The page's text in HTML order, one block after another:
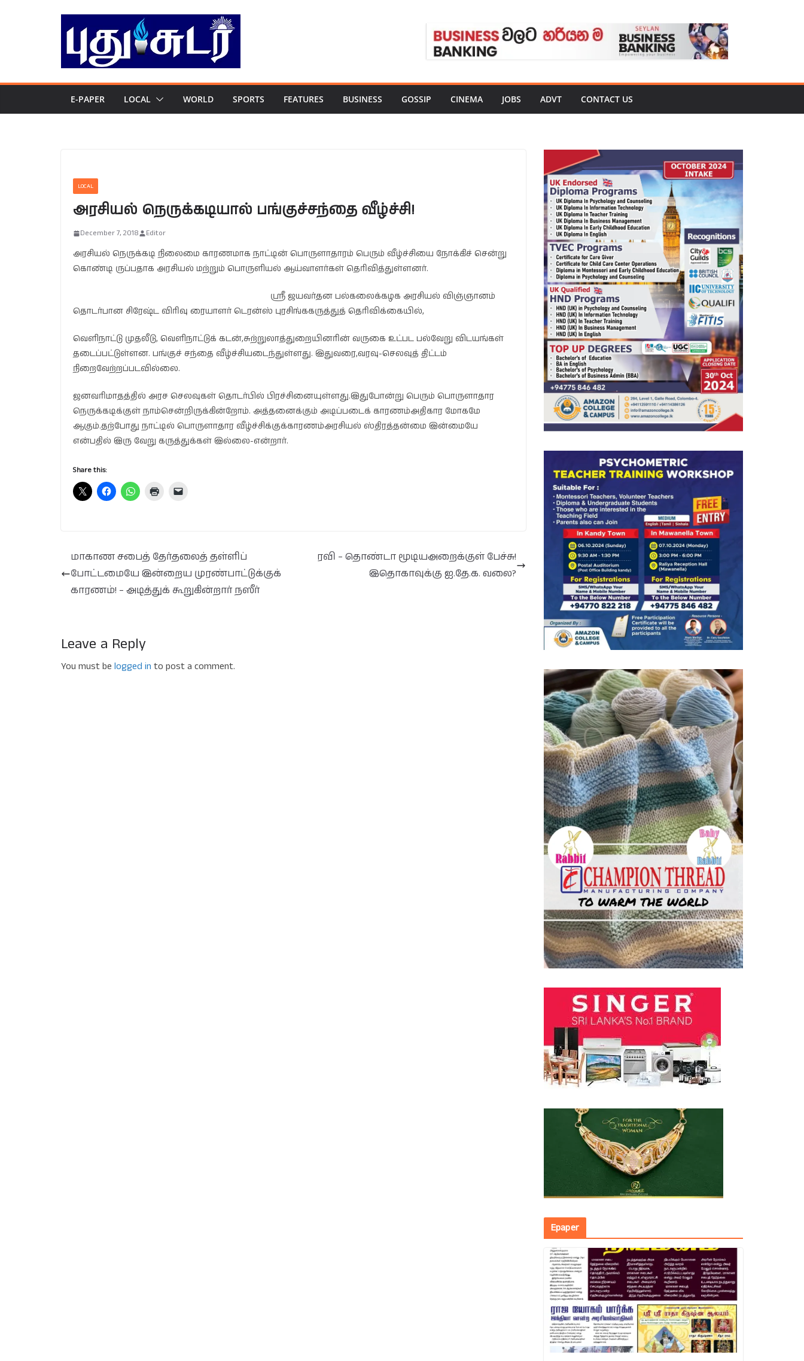
E-PAPER LOCAL WORLD SPORTS FEATURES BUSINESS GOSSIP CINEMA JOBS ADVT CONTACT US
LOCAL
அரசியல் நெருக்கடியால் பங்குச்சந்தை வீழ்ச்சி!
December 7, 2018 Editor
அரசியல் நெருக்கடி நிலைமை காரணமாக நாட்டின் பொருளாதாரம் பெரும் வீழ்ச்சியை நோக்கிச் சென்று
கொண்டி ருப்பதாக அரசியல் மற்றும் பொருளியல் ஆய்வாளர்கள் தெரிவித்துள்ளனர்.
ஸ்ரீ ஜயவர்தன பல்கலைக்கழக அரசியல் விஞ்ஞானம்
தொடர்பான சிரேஷ்ட விரிவு ரையாளர் டெரன்ஸ் புரசிங்ககருத்துத் தெரிவிக்கையில்,
வெளிநாட்டு முதலீடு, வெளிநாட்டுக் கடன்,சுற்றுலாத்துறையினரின் வருகை உட்பட பல்வேறு விடயங்கள்
தடைப்பட்டுள்ளன. பங்குச் சந்தை வீழ்ச்சியடைந்துள்ளது. இதுவரை,வரவு-செலவுத் திட்டம்
நிறைவேற்றப்படவில்லை.
ஜனவரிமாதத்தில் அரச செலவுகள் தொடர்பில் பிரச்சினையுள்ளது.இதுபோன்று பெரும் பொருளாதார
நெருக்கடிக்குள் நாம்சென்றிருக்கின்றோம். அத்தனைக்கும் அடிப்படைக் காரணம்அதிகார மோகமே
ஆகும்.தற்போது நாட்டில் பொருளாதார வீழ்ச்சிக்குக்காரணம்அரசியல் ஸ்திரத்தன்மை இன்மையே
என்பதில் இரு வேறு கருத்துக்கள் இல்லை-என்றார்.
Share this:
மாகாண சபைத் தேர்தலைத் தள்ளிப்
போட்டமையே இன்றைய முரண்பாட்டுக்குக்
காரணம்! – அடித்துக் கூறுகின்றார் நஸீர்
ரவி – தொண்டா மூடியஅறைக்குள் பேச்சு!
இதொகாவுக்கு ஐ.தே.க. வலை?
Leave a Reply
You must be logged in to post a comment.
Epaper